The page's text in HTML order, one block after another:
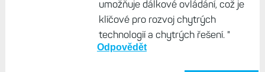
umožňuje dálkové ovládání, což je
klíčové pro rozvoj chytrých
technologií a chytrých řešení. "
Odpovědět